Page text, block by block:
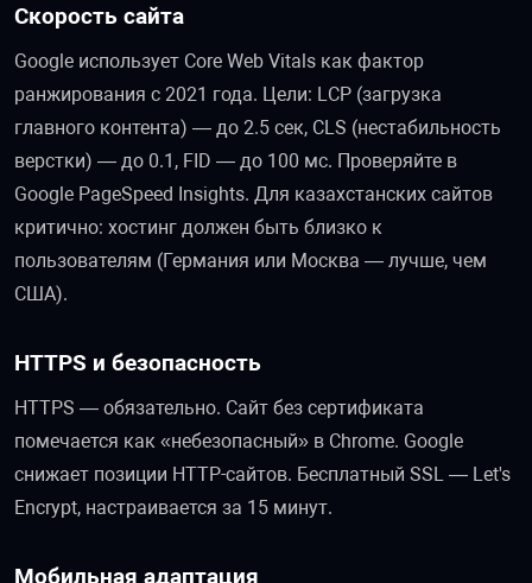
Скорость сайта
Google использует Core Web Vitals как фактор
ранжирования с 2021 года. Цели: LCP (загрузка
главного контента) — до 2.5 сек, CLS (нестабильность
верстки) — до 0.1, FID — до 100 мс. Проверяйте в
Google PageSpeed Insights. Для казахстанских сайтов
критично: хостинг должен быть близко к
пользователям (Германия или Москва — лучше, чем
США).
HTTPS и безопасность
HTTPS — обязательно. Сайт без сертификата
помечается как «небезопасный» в Chrome. Google
снижает позиции HTTP-сайтов. Бесплатный SSL — Let's
Encrypt, настраивается за 15 минут.
Мобильная адаптация